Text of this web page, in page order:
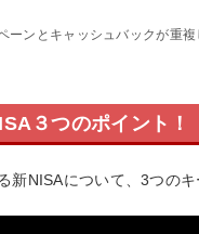
ーンとキャッシュバックが重
３つのポイント！
新NISAについて、3つの